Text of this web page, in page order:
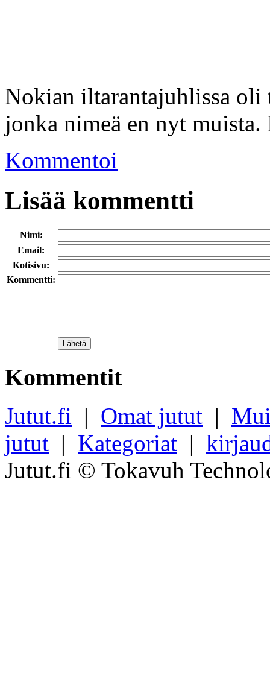
Nokian iltarantajuhlissa
jonka nimeä en nyt muista.
Kommentoi
Lisää kommentti
Nimi:
Email:
Kotisivu:
Kommentti:
Kommentit
Jutut.fi | Omat jutut |
jutut | Kategoriat |
Jutut.fi © Tokavuh